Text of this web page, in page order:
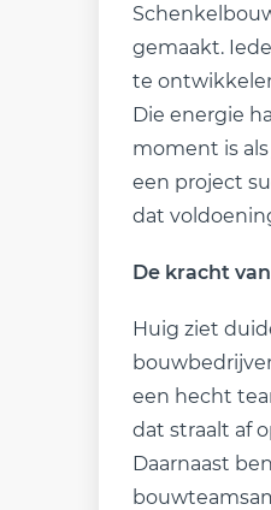
gemaakt.
te
Die energie
moment is
een project
dat
De kracht
Huig ziet
een hecht
dat straalt af
Daarnaast